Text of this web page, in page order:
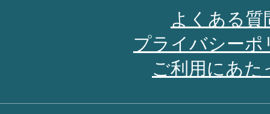
よくある質
プライバシーポ
ご利用にあた